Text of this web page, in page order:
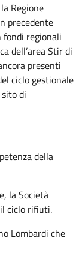
Regione
precedente
regionali
dell’area Stir di
presenti
ciclo gestionale
di
della
la Società
ciclo rifiuti.
Lombardi che